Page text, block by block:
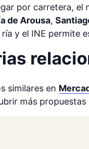
por carretera,
de Arousa,
y el INE permite
similares en
más propuestas